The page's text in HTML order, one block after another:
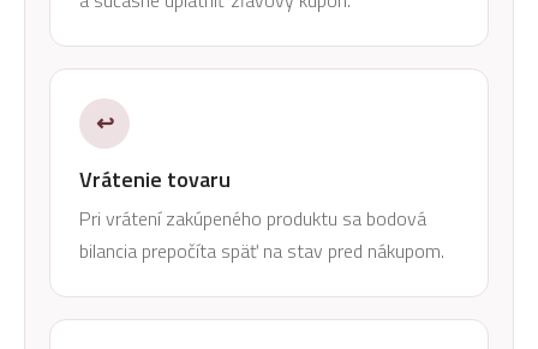
↩
Vrátenie tovaru
Pri vrátení zakúpeného produktu sa bodová
bilancia prepočíta späť na stav pred nákupom.